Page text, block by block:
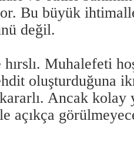
Bu büyük
değil.
Muhalefeti
oluşturduğuna
kararlı. Ancak
açıkça